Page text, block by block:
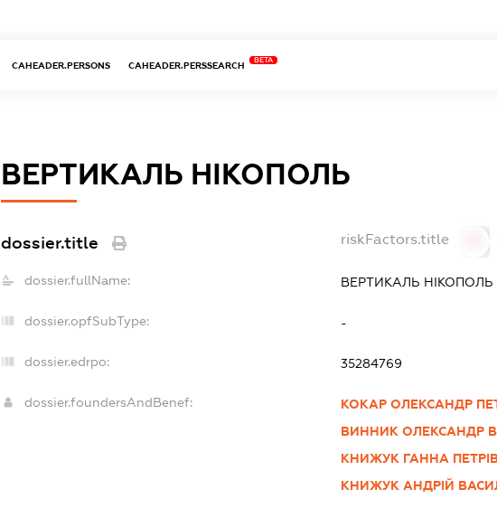
CAHEADER.PERSONS CAHEADER.PERSSEARCH
BETA
ВЕРТИКАЛЬ НІКОПОЛЬ
dossier.title riskFactors.title
dossier.fullName: ВЕРТИКАЛЬ НІКОПОЛЬ
dossier.opfSubType: -
dossier.edrpo: 35284769
dossier.foundersAndBenef:
КОКАР ОЛЕКСАНДР
ВИННИК ОЛЕКСАНДР
КНИЖУК ГАННА
КНИЖУК АНДРІЙ